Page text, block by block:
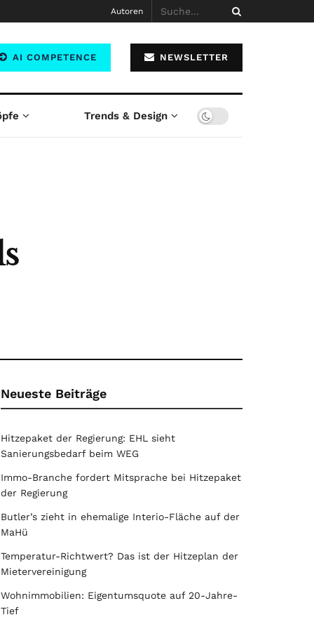
Autoren
AI COMPETENCE NEWSLETTER
Trends & Design
Neueste Beiträge
Hitzepaket der Regierung: EHL sieht
Sanierungsbedarf beim WEG
Immo-Branche fordert Mitsprache bei Hitzepaket
der Regierung
Butler’s zieht in ehemalige Interio-Fläche auf der
MaHü
Temperatur-Richtwert? Das ist der Hitzeplan der
Mietervereinigung
Wohnimmobilien: Eigentumsquote auf 20-Jahre-
Tief